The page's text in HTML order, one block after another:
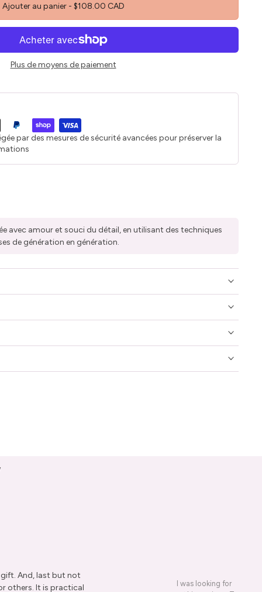
Ajouter au panier - $108.00 CAD
Plus de moyens de paiement
par des mesures de sécurité avancées pour préserver la
avec amour et souci du détail, en utilisant des techniques
de génération en génération.
And, last but not
others. It is practical
I was looking for a